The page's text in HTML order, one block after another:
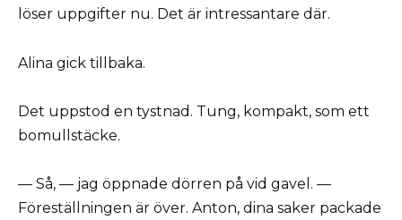
löser uppgifter nu. Det är intressantare där.
Alina gick tillbaka.
Det uppstod en tystnad. Tung, kompakt, som ett
bomullstäcke.
— Så, — jag öppnade dörren på vid gavel. —
Föreställningen är över. Anton, dina saker packade